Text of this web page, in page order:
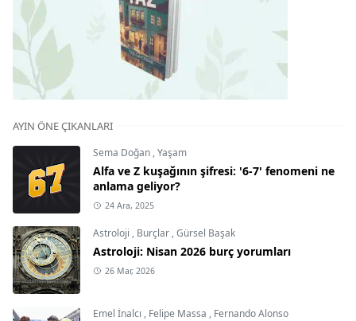
AYIN ÖNE ÇIKANLARI
Sema Doğan ,Yaşam
Alfa ve Z kuşağının şifresi: '6-7' fenomeni ne
anlama geliyor?
24 Ara, 2025
Astroloji , Burçlar ,Gürsel Başak
Astroloji: Nisan 2026 burç yorumları
26 Mar, 2026
Emel İnalcı , Felipe Massa , Fernando Alonso